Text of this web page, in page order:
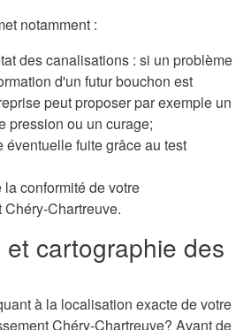
notamment :
des canalisations : si un problème
d'un futur bouchon est
peut proposer par exemple un
pression ou un curage;
éventuelle fuite grâce au test
conformité de votre
Chartreuve.
cartographie des
à la localisation exacte de votre
Chéry-Chartreuve? Avant de